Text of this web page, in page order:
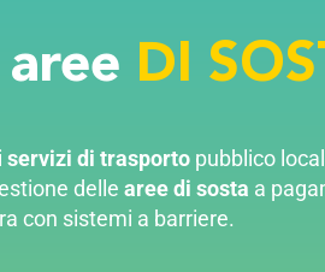
aree DI
servizi di trasportopubblico
delle aree di sosta a
con sistemi a barriere.